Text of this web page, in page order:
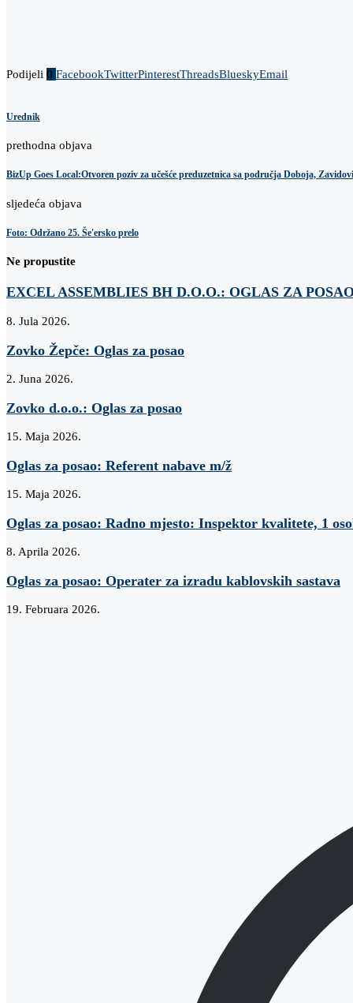
Podijeli 0 FacebookTwitterPinterestThreadsBlueskyEmail
Urednik
prethodna objava
BizUp Goes Local:Otvoren poziv za učešće preduzetnica sa područja Doboja,
sljedeća objava
Foto: Održano 25. Še'ersko prelo
Ne propustite
EXCEL ASSEMBLIES BH D.O.O.: OGLAS ZA POSAO
8. Jula 2026.
Zovko Žepče: Oglas za posao
2. Juna 2026.
Zovko d.o.o.: Oglas za posao
15. Maja 2026.
Oglas za posao: Referent nabave m/ž
15. Maja 2026.
Oglas za posao: Radno mjesto: Inspektor kvalitete, 1
8. Aprila 2026.
Oglas za posao: Operater za izradu kablovskih sastava
19. Februara 2026.